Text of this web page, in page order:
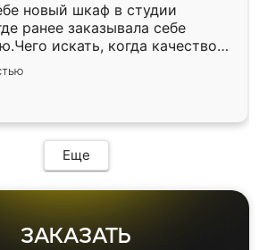
новый шкаф в студии
ранее заказывала себе
искать, когда качеством
Служит кухня уже почти
нет.
Еще
ЗАКАЗАТЬ